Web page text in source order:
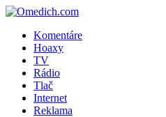
Komentáre
Hoaxy
TV
Rádio
Tlač
Internet
Reklama